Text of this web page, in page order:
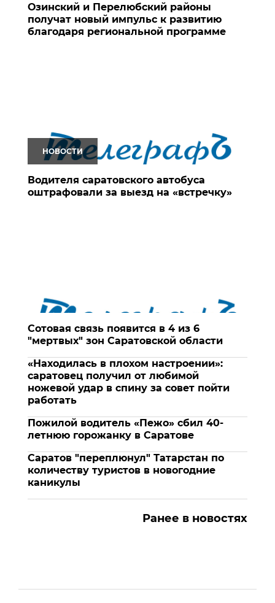
Озинский и Перелюбский районы
получат новый импульс к развитию
благодаря региональной программе
НОВОСТИ
Водителя саратовского автобуса
оштрафовали за выезд на «встречку»
Сотовая связь появится в 4 из 6
"мертвых" зон Саратовской области
«Находилась в плохом настроении»:
саратовец получил от любимой
ножевой удар в спину за совет пойти
работать
Пожилой водитель «Пежо» сбил 40-
летнюю горожанку в Саратове
Саратов "переплюнул" Татарстан по
количеству туристов в новогодние
каникулы
Ранее в новостях